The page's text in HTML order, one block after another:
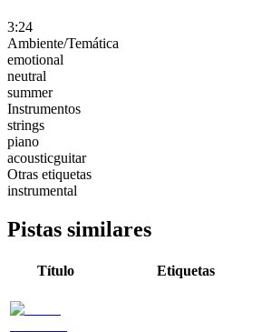
3:24
Ambiente/Temática
emotional
neutral
summer
Instrumentos
strings
piano
acousticguitar
Otras etiquetas
instrumental
Pistas similares
Título Etiquetas